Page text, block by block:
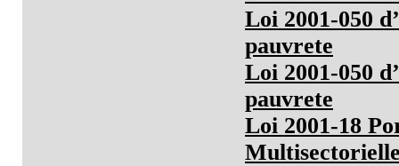
Loi 2001-050
pauvrete
Loi 2001-050
pauvrete
Loi 2001-18